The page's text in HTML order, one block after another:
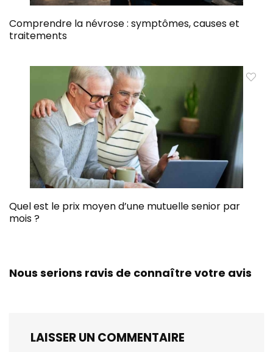
Comprendre la névrose : symptômes, causes et
traitements
Quel est le prix moyen d’une mutuelle senior par
mois ?
Nous serions ravis de connaître votre avis
LAISSER UN COMMENTAIRE